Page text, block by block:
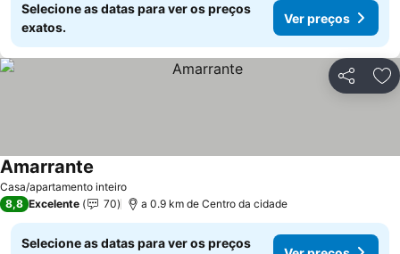
Selecione as datas para ver os preços
exatos.
Ver preços
Partilhar
Casa/apartamento inteiro
Amarrante
8,8 Excelente 70 a 0.9 km de Centro da cidade
Selecione as datas para ver os preços